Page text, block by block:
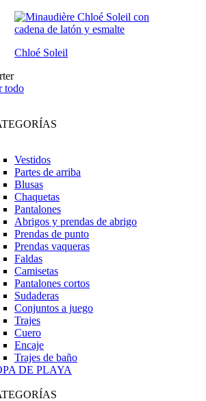
Chloé Soleil
todo
Vestidos
Partes de arriba
Blusas
Chaquetas
Pantalones
Abrigos y prendas de abrigo
Prendas de punto
Prendas vaqueras
Faldas
Camisetas
Pantalones cortos
Sudaderas
Conjuntos a juego
Trajes
Cuero
Encaje
Trajes de baño
DE PLAYA